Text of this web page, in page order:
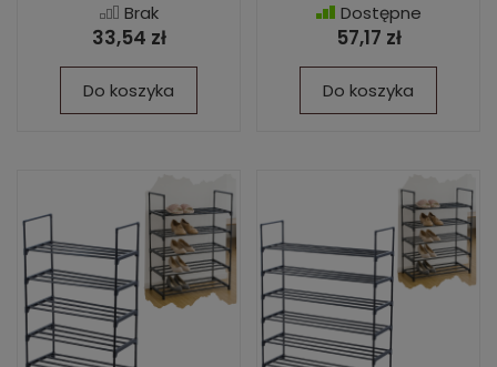
Brak
33,54 zł
Do koszyka
Dostępne
57,17 zł
Do koszyka